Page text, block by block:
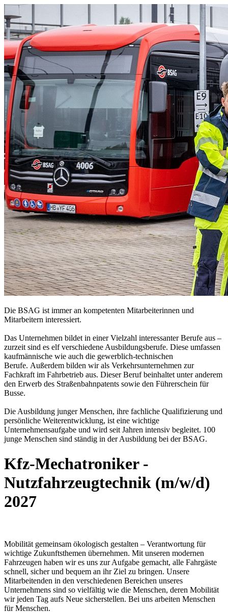
Die BSAG ist immer an kompetenten Mitarbeiterinnen und
Mitarbeitern interessiert.
Das Unternehmen bildet in einer Vielzahl interessanter Berufe aus –
zurzeit sind es elf verschiedene Ausbildungsberufe. Diese umfassen
kaufmännische wie auch die gewerblich-technischen
Berufe. Außerdem bilden wir als Verkehrsunternehmen zur
Fachkraft im Fahrbetrieb aus. Dieser Beruf beinhaltet unter anderem
den Erwerb des Straßenbahnpatents sowie den Führerschein für
Busse.
Die Ausbildung junger Menschen, ihre fachliche Qualifizierung und
persönliche Weiterentwicklung, ist eine wichtige
Unternehmensaufgabe und wird seit Jahren intensiv begleitet. 100
junge Menschen sind ständig in der Ausbildung bei der BSAG.
Kfz-Mechatroniker -
Nutzfahrzeugtechnik (m/w/d)
2027
Mobilität gemeinsam ökologisch gestalten – Verantwortung für
wichtige Zukunftsthemen übernehmen. Mit unseren modernen
Fahrzeugen haben wir es uns zur Aufgabe gemacht, alle Fahrgäste
schnell, sicher und bequem an ihr Ziel zu bringen. Unsere
Mitarbeitenden in den verschiedenen Bereichen unseres
Unternehmens sind so vielfältig wie die Menschen, deren Mobilität
wir jeden Tag aufs Neue sicherstellen. Bei uns arbeiten Menschen
für Menschen.